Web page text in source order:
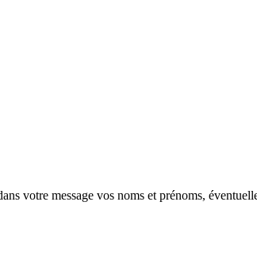
votre message vos noms et prénoms,